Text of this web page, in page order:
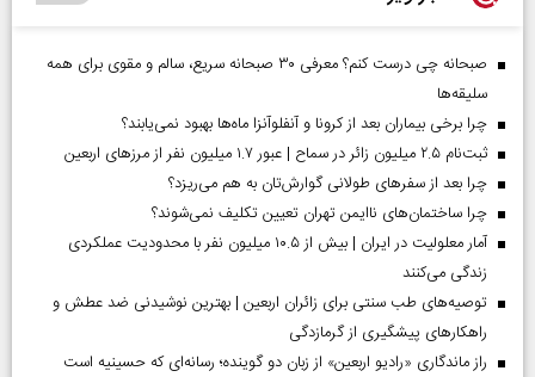
صبحانه چی درست کنم؟ معرفی ۳۰ صبحانه سریع، سالم و مقوی برای همه
سلیقه‌ها
چرا برخی بیماران بعد از کرونا و آنفلوآنزا ماه‌ها بهبود نمی‌یابند؟
ثبت‌نام ۲.۵ میلیون زائر در سماح | عبور ۱.۷ میلیون نفر از مرز‌های اربعین
چرا بعد از سفرهای طولانی گوارش‌تان به هم می‌ریزد؟
چرا ساختمان‌های ناایمن تهران تعیین تکلیف نمی‌شوند؟
آمار معلولیت در ایران | بیش از ۱۰.۵ میلیون نفر با محدودیت عملکردی
زندگی می‌کنند
توصیه‌های طب سنتی برای زائران اربعین | بهترین نوشیدنی ضد عطش و
راهکارهای پیشگیری از گرمازدگی
راز ماندگاری «رادیو اربعین» از زبان دو گوینده؛ رسانه‌ای که حسینیه است